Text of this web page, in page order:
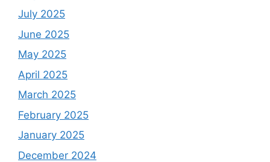
July 2025
June 2025
May 2025
April 2025
March 2025
February 2025
January 2025
December 2024